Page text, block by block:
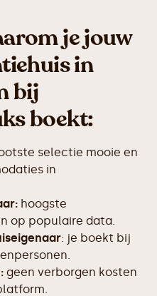
je jouw
in
bij
boekt:
selectie mooie en
in
hoogste
op populaire data.
: je boekt bij
geen verborgen kosten